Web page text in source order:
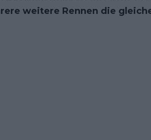
weitere Rennen die